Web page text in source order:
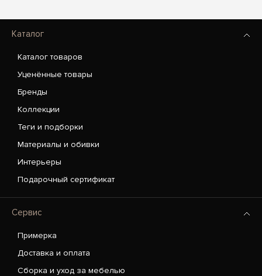
Каталог
Каталог товаров
Уценённые товары
Бренды
Коллекции
Теги и подборки
Материалы и обивки
Интерьеры
Подарочный сертификат
Сервис
Примерка
Доставка и оплата
Сборка и уход за мебелью